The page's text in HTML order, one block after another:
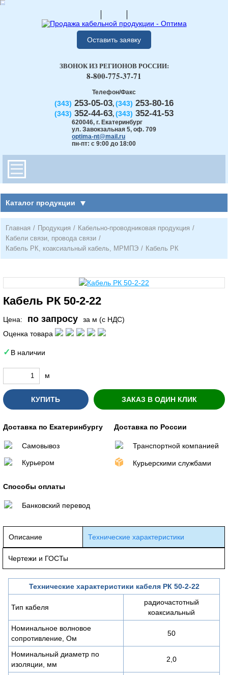
Оставить заявку
Телефон/Факс
(343) 253-05-03, (343) 253-80-16
(343) 352-44-63, (343) 352-41-53
620046, г. Екатеринбург
ул. Завокзальная 5, оф. 709
optima-nt@mail.ru
пн-пт: с 9:00 до 18:00
ЗВОНОК ИЗ РЕГИОНОВ РОССИИ:
8-800-775-37-71
Каталог продукции
Главная / Продукция / Кабельно-проводниковая продукция /
Кабели связи, провода связи /
Кабель РК, коаксиальный кабель, МРМПЭ / Кабель РК
Кабель РК 50-2-22
Цена: по запросу
за м (с НДС)
Оценка товара
В наличии
м
КУПИТЬ ЗАКАЗ В ОДИН КЛИК
Доставка по Екатеринбургу
Самовывоз
Курьером
Доставка по России
Транспортной компанией
Курьерскими службами
Способы оплаты
Банковский перевод
Описание Технические характеристики
Чертежи и ГОСТы
Технические характеристики кабеля РК 50-2-22
Тип кабеля
радиочастотный
коаксиальный
Номинальное волновое
сопротивление, Ом
50
Номинальный диаметр по
изоляции, мм
2,0